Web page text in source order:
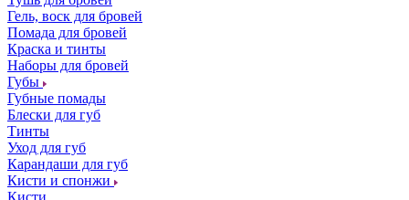
Гель, воск для бровей
Помада для бровей
Краска и тинты
Наборы для бровей
Губы
Губные помады
Блески для губ
Тинты
Уход для губ
Карандаши для губ
Кисти и спонжи